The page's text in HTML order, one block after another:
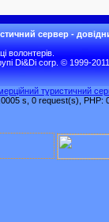
сервер -
волонтерів.
Di&Di corp. © 1999-2011
туристичний
s, 0 request(s), PHP: